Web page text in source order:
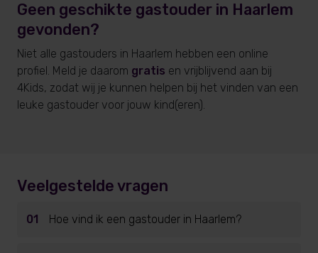
Geen geschikte gastouder in Haarlem
gevonden?
Niet alle gastouders in Haarlem hebben een online
profiel. Meld je daarom gratis en vrijblijvend aan bij
4Kids, zodat wij je kunnen helpen bij het vinden van een
leuke gastouder voor jouw kind(eren).
Veelgestelde vragen
01 Hoe vind ik een gastouder in Haarlem?